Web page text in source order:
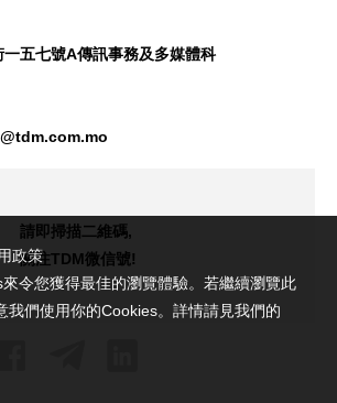
五七號A傳訊事務及多媒體科
請即掃描二維碼,
關注TDM微信號!
政策
令您獲得最佳的瀏覽體驗。若繼續瀏覽此
我們使用你的Cookies。詳情請見我們的